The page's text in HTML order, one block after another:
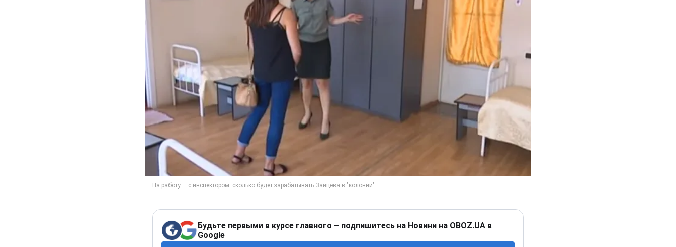
Будьте первыми в курсе главного – подпишитесь на Новини на OBOZ.UA в
Google